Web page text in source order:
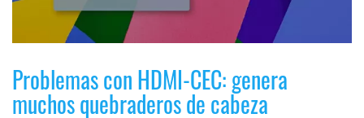
Problemas con HDMI-CEC: genera
muchos quebraderos de cabeza